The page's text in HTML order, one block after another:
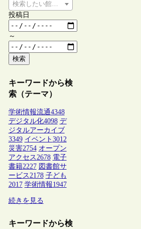
検索したい館種を選択してください
投稿日
～
検索
キーワードから検
索（テーマ）
学術情報流通4348
デジタル化4098 デ
ジタルアーカイブ
3349 イベント 3012
災害2754 オープン
アクセス2678 電子
書籍2227 図書館サ
ービス2178 子ども
2017 学術情報1947
続きを見る
キーワードから検